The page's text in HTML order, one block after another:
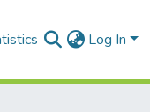
Log In